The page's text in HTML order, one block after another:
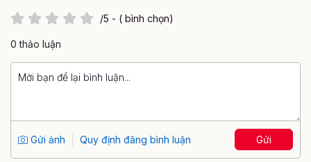
/5 - ( bình chọn)
0 thảo luận
Gửi ảnh Quy định đăng bình luận Gửi